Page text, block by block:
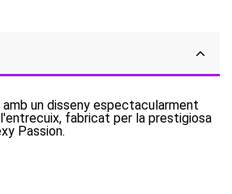
amb un disseny espectacularment
fabricat per la prestigiosa
Passion.